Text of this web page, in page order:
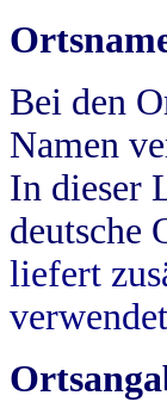
Bei den
Namen
In dieser
deutsche
liefert